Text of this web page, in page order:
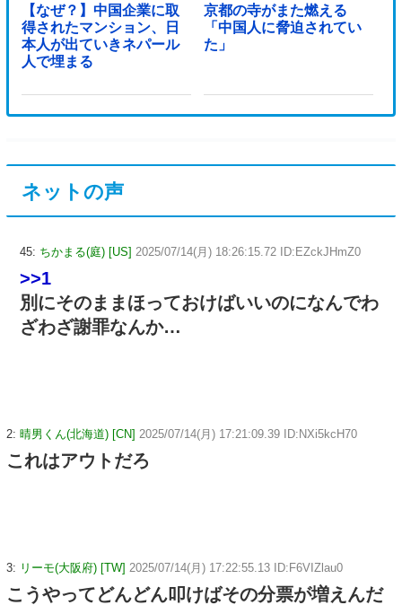
【なぜ？】中国企業に取
得されたマンション、日
本人が出ていきネパール
人で埋まる
京都の寺がまた燃える
「中国人に脅迫されてい
た」
ネットの声
45: ちかまる(庭) [US] 2025/07/14(月) 18:26:15.72 ID:EZckJHmZ0
>>1
別にそのままほっておけばいいのになんでわ
ざわざ謝罪なんか…
2: 晴男くん(北海道) [CN] 2025/07/14(月) 17:21:09.39 ID:NXi5kcH70
これはアウトだろ
3: リーモ(大阪府) [TW] 2025/07/14(月) 17:22:55.13 ID:F6VIZlau0
こうやってどんどん叩けばその分票が増えんだ